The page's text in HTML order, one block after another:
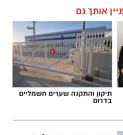
ויצירתיות.
מחפשים מועמד או מועמדת
שיצטרפו להובלת
של אחד ממוסדות
מועמדות ניתן להיכנס
חומרים מסוכנים, מרכז
אותך גם
תיקון והתקנה שערים חשמליים
בדרום